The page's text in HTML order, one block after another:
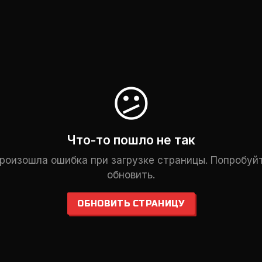
😕
Что-то пошло не так
ошибка при загрузке страницы.
обновить.
ОБНОВИТЬ СТРАНИЦУ